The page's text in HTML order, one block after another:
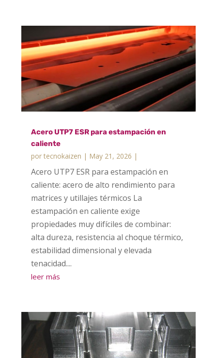
Acero UTP7 ESR para estampación en
caliente
por tecnokaizen | May 21, 2026 |
Acero UTP7 ESR para estampación en
caliente: acero de alto rendimiento para
matrices y utillajes térmicos La
estampación en caliente exige
propiedades muy difíciles de combinar:
alta dureza, resistencia al choque térmico,
estabilidad dimensional y elevada
tenacidad....
leer más